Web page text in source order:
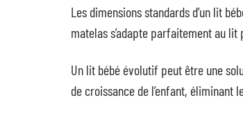
Les dimensions standards d’un lit
matelas s’adapte parfaitement au
Un lit bébé évolutif peut être une
de croissance de l’enfant,